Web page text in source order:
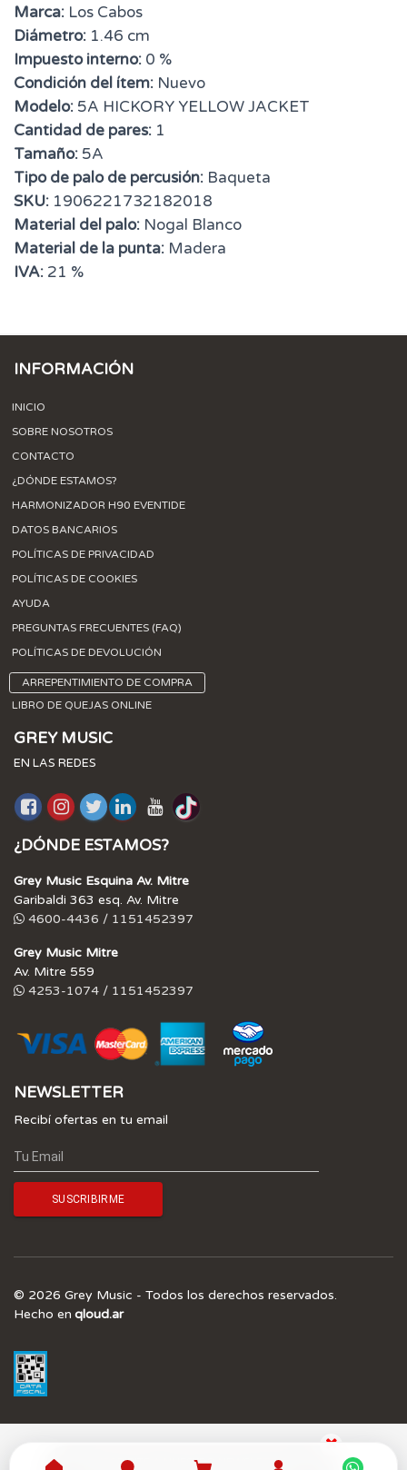
Marca: Los Cabos
Diámetro: 1.46 cm
Impuesto interno: 0 %
Condición del ítem: Nuevo
Modelo: 5A HICKORY YELLOW JACKET
Cantidad de pares: 1
Tamaño: 5A
Tipo de palo de percusión: Baqueta
SKU: 1906221732182018
Material del palo: Nogal Blanco
Material de la punta: Madera
IVA: 21 %
INFORMACIÓN
INICIO
SOBRE NOSOTROS
CONTACTO
¿DÓNDE ESTAMOS?
HARMONIZADOR H90 EVENTIDE
DATOS BANCARIOS
POLÍTICAS DE PRIVACIDAD
POLÍTICAS DE COOKIES
AYUDA
PREGUNTAS FRECUENTES (FAQ)
POLÍTICAS DE DEVOLUCIÓN
ARREPENTIMIENTO DE COMPRA
LIBRO DE QUEJAS ONLINE
GREY MUSIC
EN LAS REDES
¿DÓNDE ESTAMOS?
Grey Music Esquina Av. Mitre
Garibaldi 363 esq. Av. Mitre
4600-4436 / 1151452397
Grey Music Mitre
Av. Mitre 559
4253-1074 / 1151452397
NEWSLETTER
Recibí ofertas en tu email
© 2026 Grey Music - Todos los derechos reservados.
Hecho en qloud.ar
¡SUSCRIBITE A NUESTRO NEWSLETTER Y